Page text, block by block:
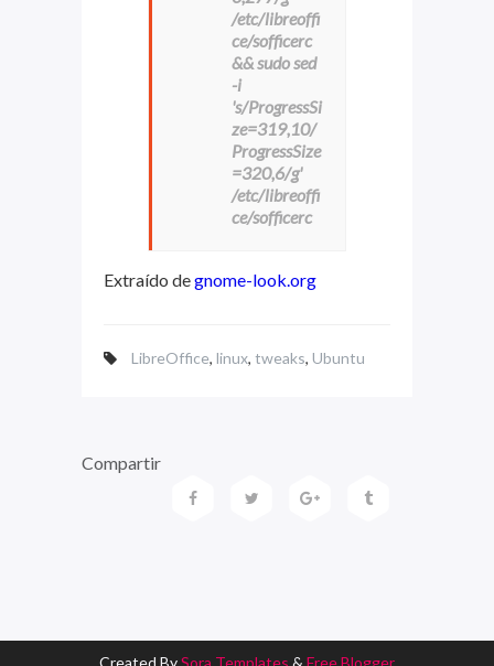
/etc/libreoffi
ce/sofficerc
&& sudo sed
-i
's/ProgressSi
ze=319,10/
ProgressSize
=320,6/g'
/etc/libreoffi
ce/sofficerc
Extraído degnome-look.org
LibreOffice, linux, tweaks, Ubuntu
Compartir
Created BySora Templates & Free Blogger